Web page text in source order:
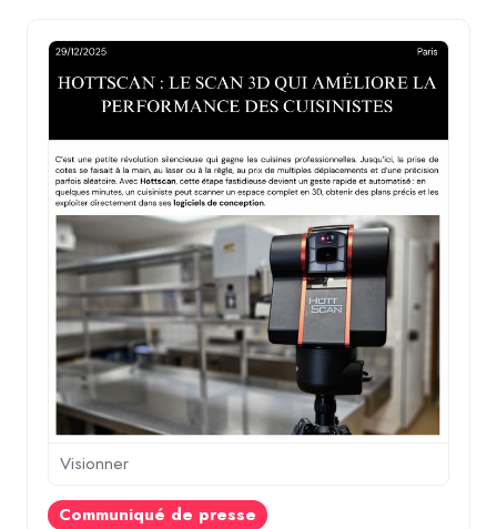
Visionner
Communiqué de presse